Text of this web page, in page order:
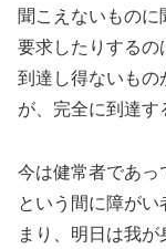
聞こえないものに
要求したりするの
到達し得ないもの
が、完全に到達す
今は健常者であっ
という間に障が
まり、明日は我が